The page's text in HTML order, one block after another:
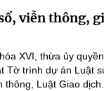
viễn thông,
XVI, thừa ủy
Tờ trình dự án Luật
thông, Luật Giao